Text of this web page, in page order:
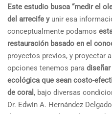
Este estudio busca “medir el
del arrecife yunir esa
conceptualmente podamos
restauración basado en el
proyectos previos, y proyectar
opciones tenemos para
ecológica que sean costo-
de coral , bajo diversas
Dr. Edwin A. Hernández